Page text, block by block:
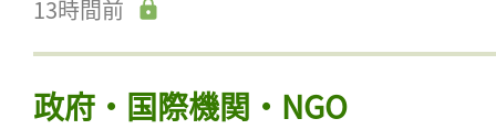
13時間前
政府・国際機関・NGO